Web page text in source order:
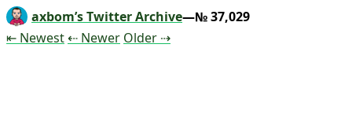
axbom’s Twitter Archive—№ 37,029
⇤ NewestTweet
⇠ NewerTweet
OlderTweet
⇢